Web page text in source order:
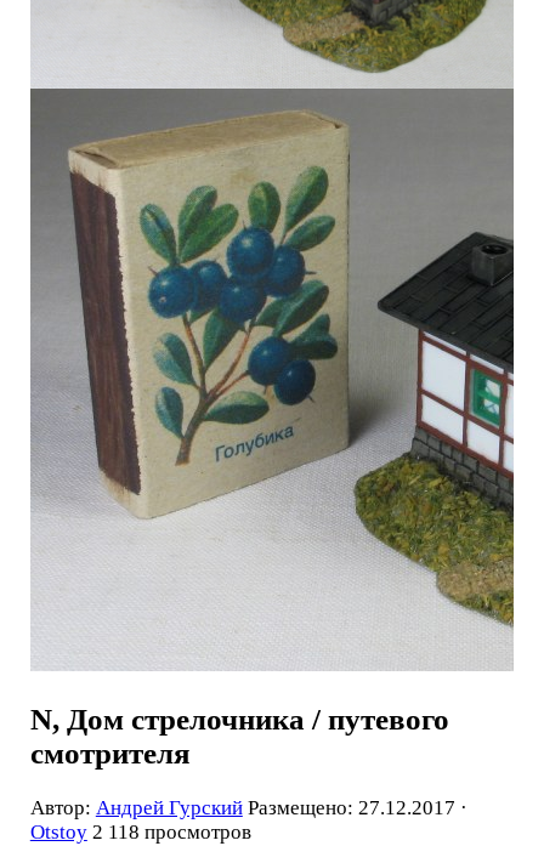
N, Дом стрелочника / путевого
смотрителя
Автор: Андрей Гурский Размещено: 27.12.2017 ·
Otstoy 2 118 просмотров